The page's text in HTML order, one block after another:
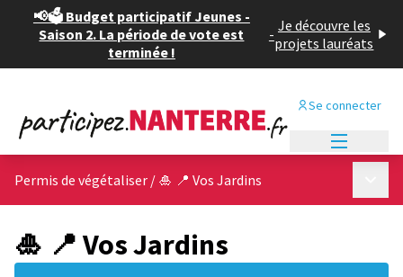
📢🗳️ Budget participatif Jeunes -
Saison 2. La période de vote est
terminée !
- Je découvre les
projets lauréats
Se connecter
Permis de végétaliser / 🎍 📍 Vos Jardins
🎍 📍 Vos Jardins